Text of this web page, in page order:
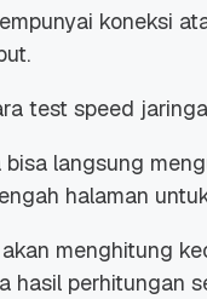
koneksi
test speed
bisa langsung
halaman
menghitung
hasil perhitungan